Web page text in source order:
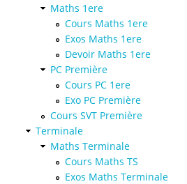
Maths 1ere
Cours Maths 1ere
Exos Maths 1ere
Devoir Maths 1ere
PC Première
Cours PC 1ere
Exo PC Première
Cours SVT Première
Terminale
Maths Terminale
Cours Maths TS
Exos Maths Terminale